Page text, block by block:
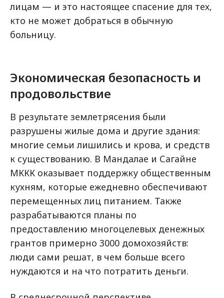
лицам — и это настоящее спасение для тех,
кто не может добраться в обычную
больницу.
Экономическая безопасность и
продовольствие
В результате землетрясения были
разрушены жилые дома и другие здания:
многие семьи лишились и крова, и средств
к существованию. В Мандалае и Сагайне
МККК оказывает поддержку общественным
кухням, которые ежедневно обеспечивают
перемещенных лиц питанием. Также
разрабатываются планы по
предоставлению многоцелевых денежных
грантов примерно 3000 домохозяйств:
люди сами решат, в чем больше всего
нуждаются и на что потратить деньги.